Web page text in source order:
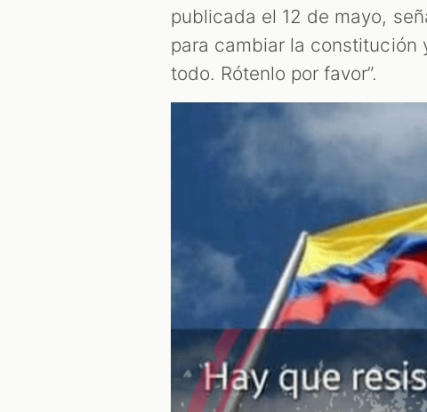
publicada el 12 de mayo,
para cambiar la constitución
todo. Rótenlo por favor”.